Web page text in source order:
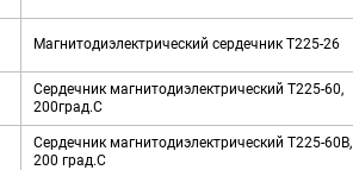
Магнитодиэлектрический сердечник T225-26
Сердечник магнитодиэлектрический T225-60,
200град.С
Сердечник магнитодиэлектрический T225-60B,
200 град.С